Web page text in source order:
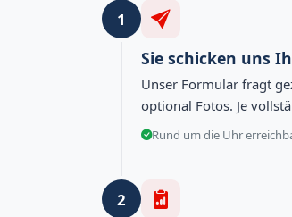
1
Sie schicken uns
Unser Formular fragt
optional Fotos. Je
Rund um die Uhr
2